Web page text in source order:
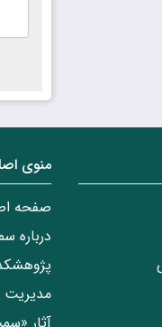
منوی
صفحه
درباره
مدیریت